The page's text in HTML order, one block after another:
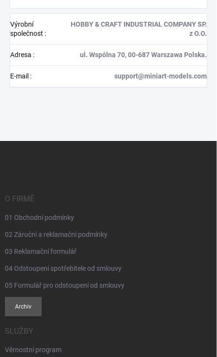
Výrobní
společnost :
HOBBY & CRAFT INDUSTRIAL COMPANY SP.
z O.O.
Adresa : ul. Wspólna 70, 00-687 Warszawa Polska.
E-mail : support@miniart-models.com
O FIRMĚ
01 Obchodní podmínky
02 Záruční a reklamační podmínky
03 Reklamační formulář
04 Odstoupení spotřebitele od smlouvy
05 Formulář pro odstoupení od smlouvy
Archiv
SLUŽBY
Věrnostní program